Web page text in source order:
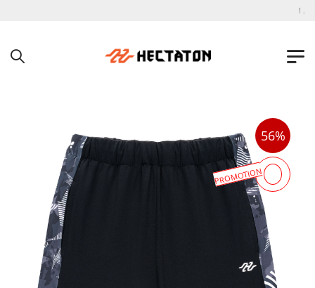
56%
PROMOTION